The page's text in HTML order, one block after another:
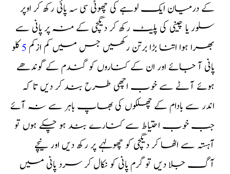
کے درمیان ایک لوہے کی چھوٹی سی سہ پائی رکھ کر اوپر
سلور یا چینی کی پلیٹ رکھ کر دیگچی کے منہ پر پانی سے
بھرا ہوا اتنا بڑا برتن رکھیں جس میں کم ازکم5کلو
پانی آ جائے اور ان کے کناروں کو گندم کے گوندھے
ہوئے آٹے سے خوب اچھی طرح بند کر دیں تا کہ
اندر سے بادام کے چھلکوں کی بھاپ باہر سے نہ آئے
جب خوب احتیاط سے کنارے بند ہو چکے ہوں تو
آہستہ سے اٹھا کر دیگچی کو چھولہے پر رکھ دیں اور نیچے
آگ جلا دیں تو گرم پانی کو نکال کر سرد پانی میں